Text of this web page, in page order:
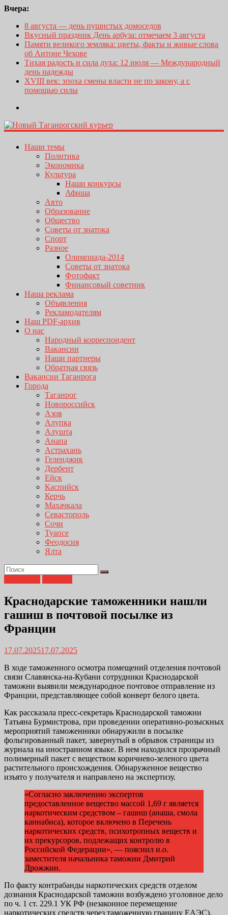
Вчера:
8 августа — день пушистых домоседов
Вкусный праздник День арбуза: отмечаем 3 августа
Памяти великого земляка: цветы, факты и живые слова
об Антоне Чехове
Тихая радость и сила духа: 12 июля — Международный
день надежды
XVIII век: эпоха смены власти не по закону, а с
помощью силы
Наши темы
Политика
Экономика
Культура
Наши конкурсы
Афиша
Авто
Образование
Общество
Советы от знатока
Спорт
Разное
Олимпиада-2014
Советы от знатока
Фотофакт
Финансовый советник
Наша реклама
Объявления
Рекламодателям
Наш PDF-архив
О нас
Народный корреспондент
Вакансии
Наши партнеры
Обратная связь
Вакансии Таганрога
Города
Таганрог
Новороссийск
Азов
Алупка
Алушта
Анапа
Астрахань
Геленджик
Дербент
Ейск
Каспийск
Керчь
Махачкала
Севастополь
Сочи
Туапсе
Феодосия
Ялта
Краснодарские таможенники нашли
гашиш в почтовой посылке из
Франции
17.07.202517.07.2025
В ходе таможенного осмотра помещений отделения почтовой
связи Славянска-на-Кубани сотрудники Краснодарской
таможни выявили международное почтовое отправление из
Франции, представляющее собой конверт белого цвета.
Как рассказала пресс-секретарь Краснодарской таможни
Татьяна Бурмистрова, при проведении оперативно-розыскных
мероприятий таможенники обнаружили в посылке
фольгированный пакет, завернутый в обрывок страницы из
журнала на иностранном языке. В нем находился прозрачный
полимерный пакет с веществом коричнево-зеленого цвета
растительного происхождения. Обнаруженное вещество
изъято у получателя и направлено на экспертизу.
«Согласно заключению экспертов
предоставленное вещество массой 1,69 г является
наркотическим средством – гашиш (анаша, смола
каннабиса), которое включено в Перечень
наркотических средств, психотропных веществ и
их прекурсоров, подлежащих контролю в
Российской Федерации», — пояснил и.о.
заместителя начальника таможни Дмитрий
Дрожжин.
По факту контрабанды наркотических средств отделом
дознания Краснодарской таможни возбуждено уголовное дело
по ч. 1 ст. 229.1 УК РФ (незаконное перемещение
наркотических средств через таможенную границу ЕАЭС).